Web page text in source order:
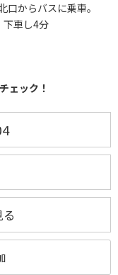
口からバスに乗車。
下車し4分
ェック！